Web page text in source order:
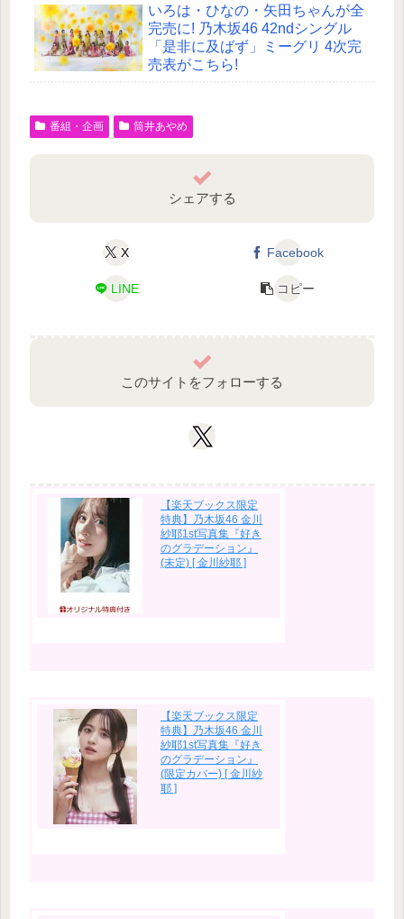
いろは・ひなの・矢田ちゃんが全
完売に! 乃木坂46 42ndシングル
「是非に及ばず」ミーグリ 4次完
売表がこちら!
番組・企画 筒井あやめ
シェアする
X Facebook
LINE コピー
このサイトをフォローする
【楽天ブックス限定
特典】乃木坂46 金川
紗耶1st写真集『好き
のグラデーション』
(未定) [ 金川紗耶 ]
【楽天ブックス限定
特典】乃木坂46 金川
紗耶1st写真集『好き
のグラデーション』
(限定カバー) [ 金川紗
耶 ]